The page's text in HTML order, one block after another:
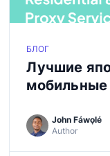
БЛОГ
Лучшие
Author
John Fáwọlé